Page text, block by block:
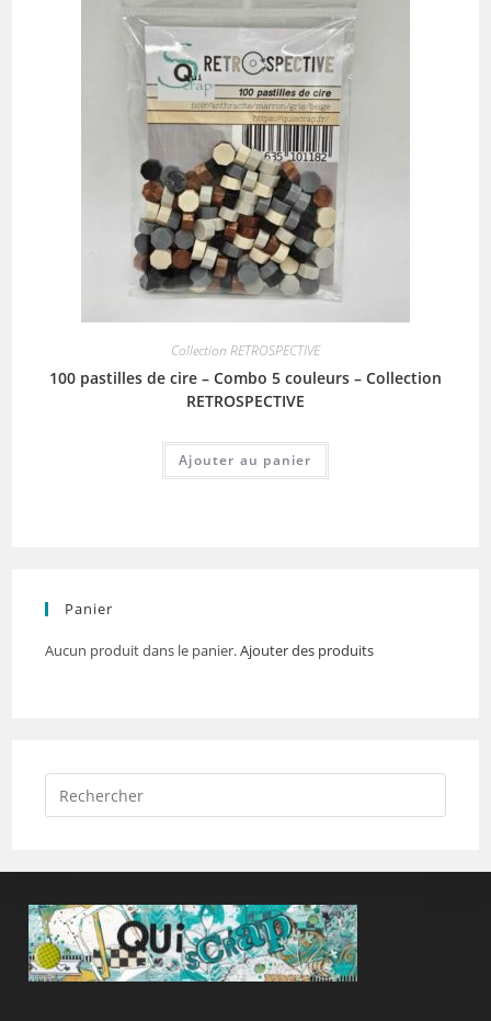
Collection RETROSPECTIVE
100 pastilles de cire – Combo 5 couleurs – Collection
RETROSPECTIVE
Ajouter au panier
Panier
Aucun produit dans le panier.Ajouter des produits